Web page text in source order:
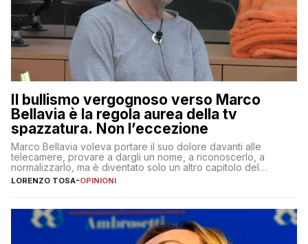
Il bullismo vergognoso verso Marco
Bellavia è la regola aurea della tv
spazzatura. Non l’eccezione
Marco Bellavia voleva portare il suo dolore davanti alle
telecamere, provare a dargli un nome, a riconoscerlo, a
normalizzarlo, ma è diventato solo un altro capitolo del
copione
LORENZO TOSA-OPINIONI